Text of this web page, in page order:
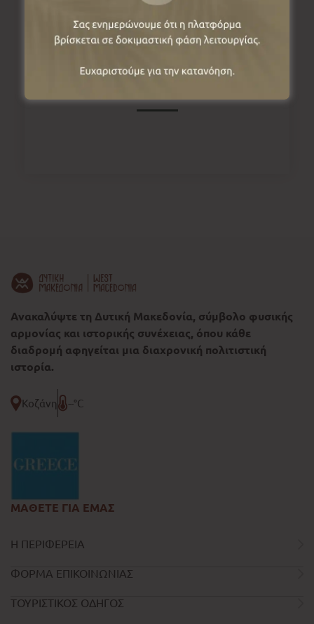
Μεγάλου Αλεξάνδρου 141, Καστοριά
Ανακαλύψτε τη Δυτική Μακεδονία, σύμβολο φυσικής
αρμονίας και ιστορικής συνέχειας, όπου κάθε
διαδρομή αφηγείται μια διαχρονική πολιτιστική
ιστορία.
Κοζάνη --°C
ΜΑΘΕΤΕ ΓΙΑ ΕΜΑΣ
Η ΠΕΡΙΦΕΡΕΙΑ
ΦΟΡΜΑ ΕΠΙΚΟΙΝΩΝΙΑΣ
ΤΟΥΡΙΣΤΙΚΟΣ ΟΔΗΓΟΣ